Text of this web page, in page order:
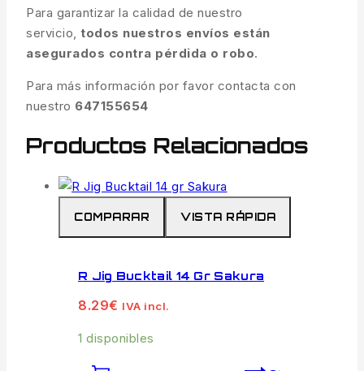
Para garantizar la calidad de nuestro
servicio, todos nuestros envíos están
asegurados contra pérdida o robo.
Para más información por favor contacta con
nuestro 647155654
Productos Relacionados
COMPARAR VISTA RÁPIDA
R Jig Bucktail 14 Gr Sakura
8.29€ IVA incl.
1 disponibles